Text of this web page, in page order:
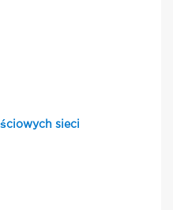
sieci